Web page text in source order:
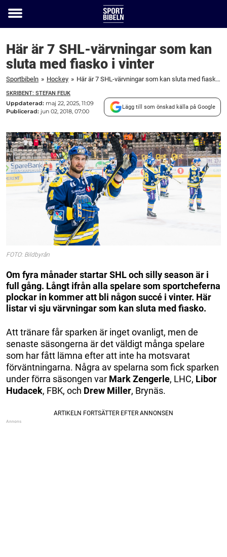
Toggle
Här är 7 SHL-värvningar som kan
sluta med fiasko i vinter
Sportbibeln » Hockey » Här är 7 SHL-värvningar som kan sluta med fiasko i vinter
SKRIBENT: STEFAN FEUK
Uppdaterad: maj 22, 2025, 11:09
Publicerad: jun 02, 2018, 07:00
Lägg till som önskad källa på Google
FOTO: Bildbyrån
Om fyra månader startar SHL och silly season är i
full gång. Långt ifrån alla spelare som sportcheferna
plockar in kommer att bli någon succé i vinter. Här
listar vi sju värvningar som kan sluta med fiasko.
Att tränare får sparken är inget ovanligt, men de
senaste säsongerna är det väldigt många spelare
som har fått lämna efter att inte ha motsvarat
förväntningarna. Några av spelarna som fick sparken
under förra säsongen var Mark Zengerle, LHC, Libor
Hudacek, FBK, och Drew Miller, Brynäs.